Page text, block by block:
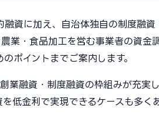
資に加え、自治体独自の制度融資
業・食品加工を営む事業者の資金
ポイントまでご案内します。
業融資・制度融資の枠組みが充実
低金利で実現できるケースも多く